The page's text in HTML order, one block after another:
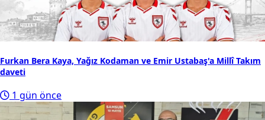
Furkan Bera Kaya, Yağız Kodaman ve Emir Ustabaş'a Millî Takım
daveti
1 gün önce